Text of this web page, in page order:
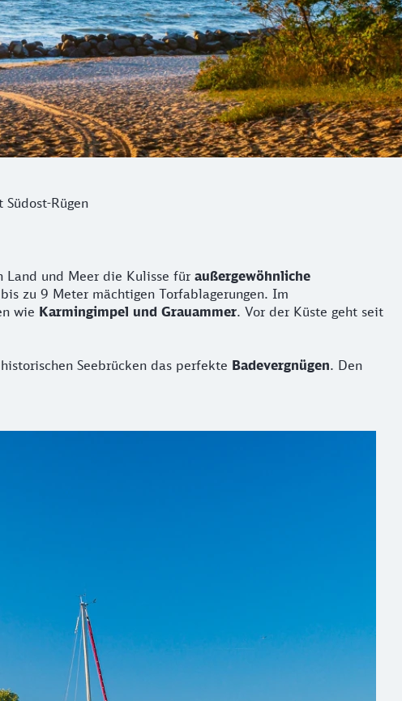
Südost-Rügen
Land und Meer die Kulisse für außergewöhnliche
zu 9 Meter mächtigen Torfablagerungen. Im
wie Karmingimpel und Grauammer. Vor der Küste geht seit
Seebrücken das perfekte Badevergnügen. Den